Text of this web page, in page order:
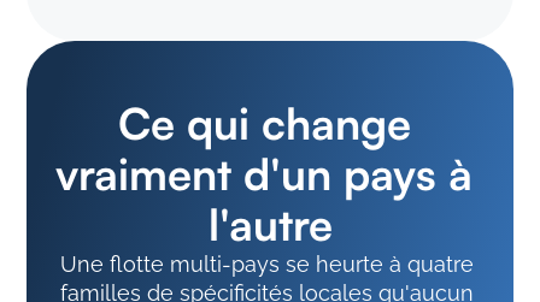
Ce qui change
vraiment d'un pays à
l'autre
Une flotte multi-pays se heurte à quatre
familles de spécificités locales qu'aucun